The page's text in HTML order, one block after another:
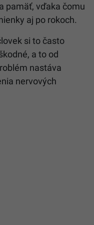
pamäť, vďaka čomu
aj po rokoch.
si to často
a to od
nastáva
nervových